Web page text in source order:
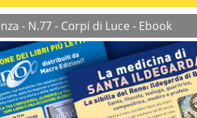
- N.77 - Corpi di Luce - Ebook